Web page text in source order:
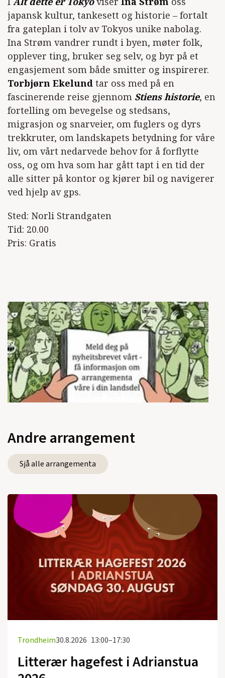
japansk kultur, tankesett og historie – fortalt
fra gateplan i tolv av Tokyos unike nabolag.
Ina Strøm vandrer rundt i byen, møter folk,
opplever ting, bruker seg selv, og byr på et
engasjement som både smitter og inspirerer.
Torbjørn Ekelund tar oss med på en
fascinerende reise gjennom Stiens historie, en
fortelling om bevegelse og stedsans,
migrasjon og snarveier, om fuglers og dyrs
trekkruter, om landskapets betydning for våre
liv, om vårt nedarvede behov for å forflytte
oss, og om hva som har gått tapt i en tid der
alle sitter på kontor og kjører bil og navigerer
ved hjelp av gps.
Sted: Norli Strandgaten
Tid: 20.00
Pris: Gratis
Andre arrangement
Sjå alle arrangementa
Trondheim30.8.2026 13:00–17:30
Litterær hagefest i Adrianstua